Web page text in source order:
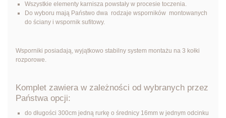
Wszystkie elementy karnisza powstały w procesie toczenia.
Do wyboru mają Państwo dwa rodzaje wsporników montowanych
do ściany i wspornik sufitowy.
Wsporniki posiadają, wyjątkowo stabilny system montażu na 3 kołki
rozporowe.
Komplet zawiera w zależności od wybranych przez
Państwa opcji:
do długości 300cm jedną rurkę o średnicy 16mm w jednym odcinku